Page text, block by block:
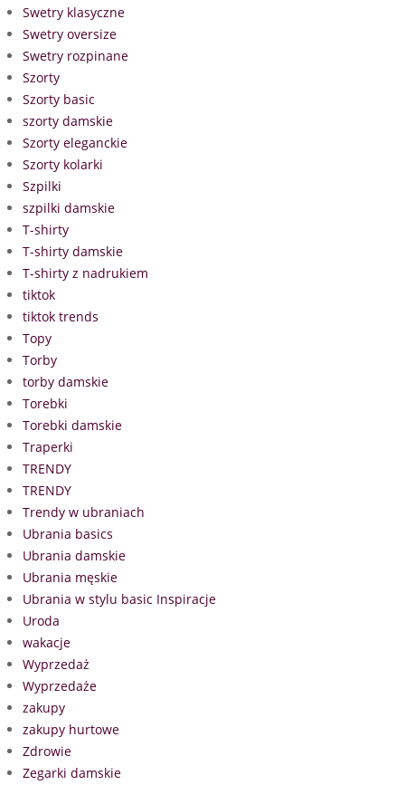
Swetry klasyczne
Swetry oversize
Swetry rozpinane
Szorty
Szorty basic
szorty damskie
Szorty eleganckie
Szorty kolarki
Szpilki
szpilki damskie
T-shirty
T-shirty damskie
T-shirty z nadrukiem
tiktok
tiktok trends
Topy
Torby
torby damskie
Torebki
Torebki damskie
Traperki
TRENDY
TRENDY
Trendy w ubraniach
Ubrania basics
Ubrania damskie
Ubrania męskie
Ubrania w stylu basic Inspiracje
Uroda
wakacje
Wyprzedaż
Wyprzedaże
zakupy
zakupy hurtowe
Zdrowie
Zegarki damskie